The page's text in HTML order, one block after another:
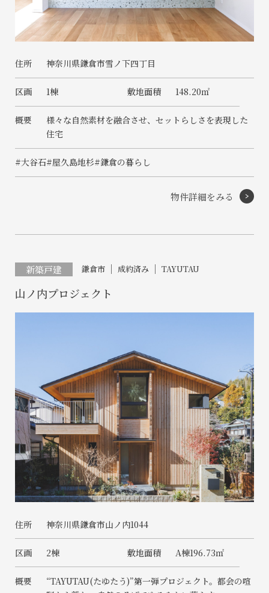
住所 神奈川県鎌倉市雪ノ下四丁目
区画 1棟 敷地面積 148.20㎡
概要
様々な自然素材を融合させ、セットらしさを表現した
住宅
#大谷石#屋久島地杉#鎌倉の暮らし
物件詳細をみる
新築戸建 鎌倉市 成約済み TAYUTAU
山ノ内プロジェクト
住所 神奈川県鎌倉市山ノ内1044
区画 2棟 敷地面積 A棟196.73㎡
概要
“TAYUTAU(たゆたう)”第一弾プロジェクト。都会の喧